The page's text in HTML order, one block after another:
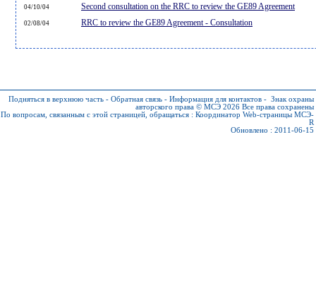
04/10/04 Second consultation on the RRC to review the GE89 Agreement
02/08/04 RRC to review the GE89 Agreement - Consultation
Подняться в верхнюю часть - Обратная связь - Информация для контактов - Знак охраны
авторского права © МСЭ 2026 Все права сохранены
По вопросам, связанным с этой страницей, обращаться : Координатор Web-страницы МСЭ-
R
Обновлено : 2011-06-15